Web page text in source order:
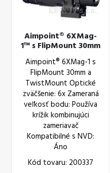
Aimpoint® 6XMag-
1™ s FlipMount 30mm
a TwistMount
Aimpoint® 6XMag-1 s
FlipMount 30mm a
TwistMount Optické
zväčšenie: 6x Zameraná
veľkosť bodu: Používa
krížik kombinujúci
zameriavač
Kompatibilné s NVD:
Áno
Kód tovaru: 200337